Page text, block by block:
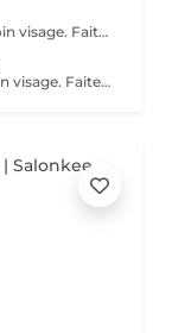
Massage des mains pendant le temps d'un soin visage. Faites vous plaisir en rajoutant ce petit plus à votre soin visage pour une relaxation intense.
Massage des pieds pendant le temps d'un soin visage. Faites vous plaisir en rajoutant ce petit plus à votre soin visage pour une relaxation intense.